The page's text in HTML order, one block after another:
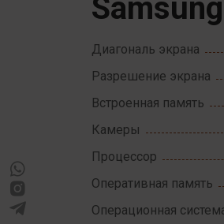
Диагональ экрана
Разрешение экрана
Встроенная память
Камеры
Процессор
Оперативная память
Операционная